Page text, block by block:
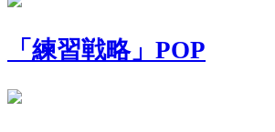
「練習戦略」POP